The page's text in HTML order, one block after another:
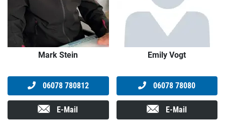
Mark Stein
06078 780812
E-Mail
Emily Vogt
06078 78080
E-Mail